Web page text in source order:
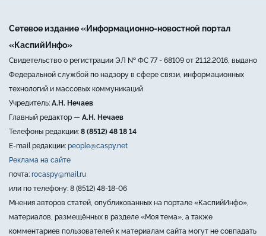
Сетевое издание «Информационно-новостной портал
«КаспийИнфо»
Свидетельство о регистрации ЭЛ № ФС 77 - 68109 от 21.12.2016, выдано
Федеральной службой по надзору в сфере связи, информационных
технологий и массовых коммуникаций
Учредитель: А.Н. Нечаев
Главный редактор — А.Н. Нечаев
Телефоны редакции: 8 (8512) 48 18 14
E-mail редакции: people@caspy.net
Реклама на сайте
почта: rocaspy@mail.ru
или по телефону: 8 (8512) 48-18-06
Мнения авторов статей, опубликованных на портале «КаспийИнфо»,
материалов, размещённых в разделе «Моя тема», а также
комментариев пользователей к материалам сайта могут не совпадать